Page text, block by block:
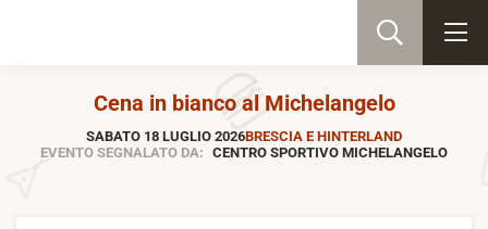
Cena in bianco al Michelangelo
SABATO 18 LUGLIO 2026BRESCIA E HINTERLAND
EVENTO SEGNALATO DA: CENTRO SPORTIVO MICHELANGELO